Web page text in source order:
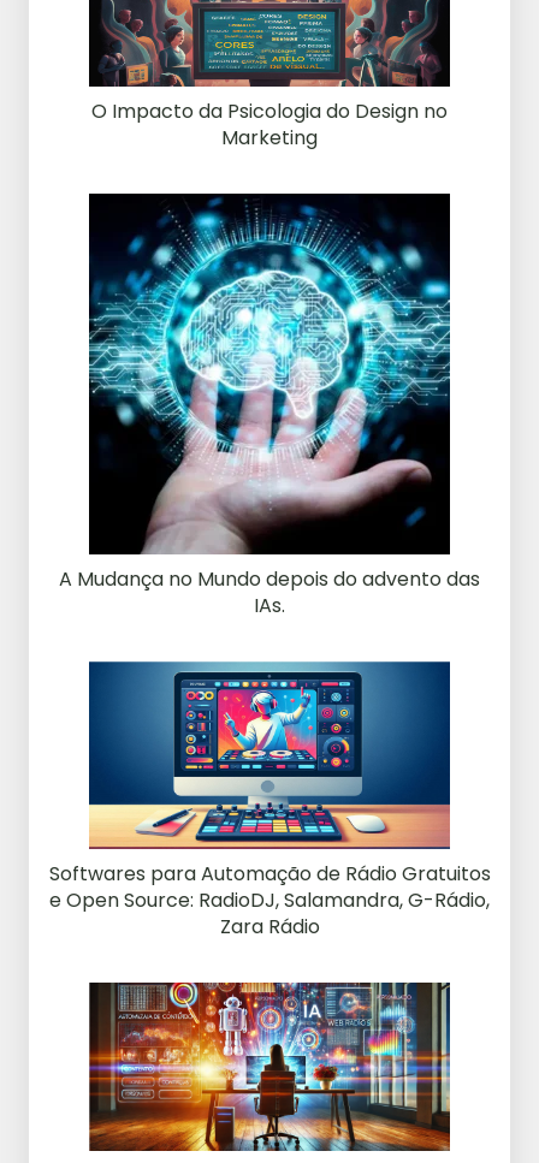
O Impacto da Psicologia do Design no
Marketing
A Mudança no Mundo depois do advento das
IAs.
Softwares para Automação de Rádio Gratuitos
e Open Source: RadioDJ, Salamandra, G-Rádio,
Zara Rádio